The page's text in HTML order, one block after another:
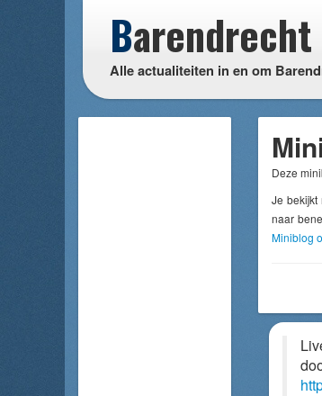
Barendrecht
Alle actualiteiten in en om
Deze
Je bekijkt
naar
Miniblog